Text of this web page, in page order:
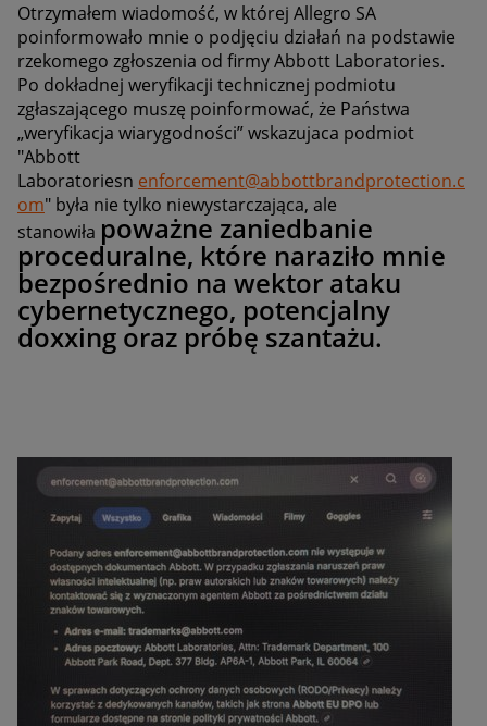
Otrzymałem wiadomość, w której Allegro SA
poinformowało mnie o podjęciu działań na podstawie
rzekomego zgłoszenia od firmy Abbott Laboratories.
Po dokładnej weryfikacji technicznej podmiotu
zgłaszającego muszę poinformować, że Państwa
„weryfikacja wiarygodności” wskazujaca podmiot
"Abbott
Laboratoriesn enforcement@abbottbrandprotection.c
om" była nie tylko niewystarczająca, ale
stanowiła poważne zaniedbanie
proceduralne, które naraziło mnie
bezpośrednio na wektor ataku
cybernetycznego, potencjalny
doxxing oraz próbę szantażu.